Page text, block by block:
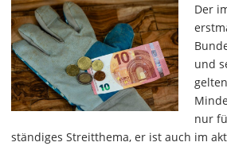
Der
und
nur
ständiges Streitthema, er ist auch im